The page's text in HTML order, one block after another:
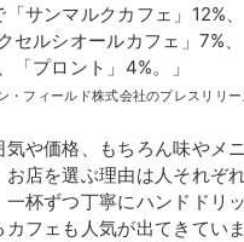
「サンマルクカフェ」12%
セルシオールカフェ」7%
「プロント」4%。」
・フィールド株式会社のプレスリリ
気や価格、もちろん味やメ
お店を選ぶ理由は人それぞ
一杯ずつ丁寧にハンドドリ
カフェも人気が出てきていま